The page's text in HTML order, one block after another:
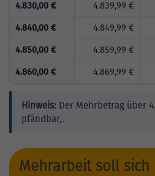
4.830,00 € 4.839,99 €
4.840,00 € 4.849,99 €
4.850,00 € 4.859,99 €
4.860,00 € 4.869,99 €
Hinweis: Der Mehrbetrag über
pfändbar,.
Mehrarbeit soll sich